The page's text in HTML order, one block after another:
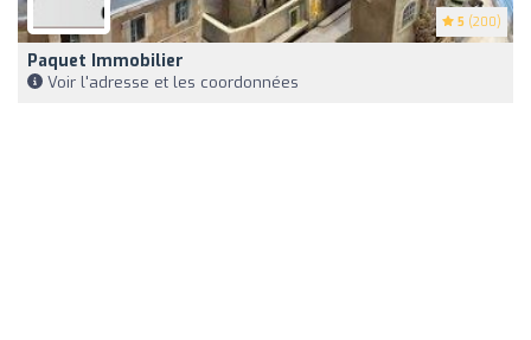
5 (200)
Paquet Immobilier
Voir l'adresse et les coordonnées